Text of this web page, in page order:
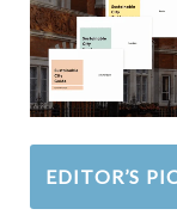
EDITOR’S